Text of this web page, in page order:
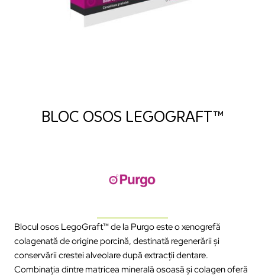
BLOC OSOS LEGOGRAFT™
Blocul osos LegoGraft™de la Purgo este o xenogrefă
colagenată de origine porcină, destinată regenerării și
conservării crestei alveolare după extracții dentare.
Combinația dintre matricea minerală osoasă și colagen oferă